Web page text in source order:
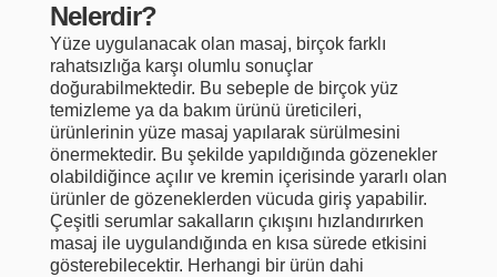
Nelerdir?
Yüze uygulanacak olan masaj, birçok farklı
rahatsızlığa karşı olumlu sonuçlar
doğurabilmektedir. Bu sebeple de birçok yüz
temizleme ya da bakım ürünü üreticileri,
ürünlerinin yüze masaj yapılarak sürülmesini
önermektedir. Bu şekilde yapıldığında gözenekler
olabildiğince açılır ve kremin içerisinde yararlı olan
ürünler de gözeneklerden vücuda giriş yapabilir.
Çeşitli serumlar sakalların çıkışını hızlandırırken
masaj ile uygulandığında en kısa sürede etkisini
gösterebilecektir. Herhangi bir ürün dahi